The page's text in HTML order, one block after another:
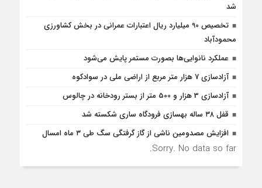
شد
تخصیص 90 میلیارد ریال اعتبارات عمرانی در بخش کشاورزی
محمودآباد
عملکرد نانوایی‌ها بصورت مستمر پایش می‌شود
آزادسازی 7 هزار متر مربع از اراضی ملی در سوادکوه
آزادسازی 3 هزار و 500 متر از بستر رودخانه در چالوس
قفل ۳۸ ساله بهسازی فرودگاه ساری شکسته شد
افزایش مصدومین ناشی از گاز گرفتگی سگ طی ۳ ماه امسال
Sorry. No data so far.